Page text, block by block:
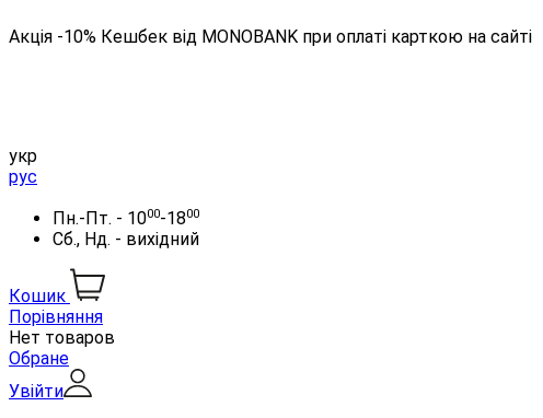
Акція -10% Кешбек від MONOBANK при оплаті карткою на сайті
укр
рус
Пн.-Пт. - 1000-1800
Сб., Нд. - вихідний
Кошик
Порівняння
Нет товаров
Обране
Увійти